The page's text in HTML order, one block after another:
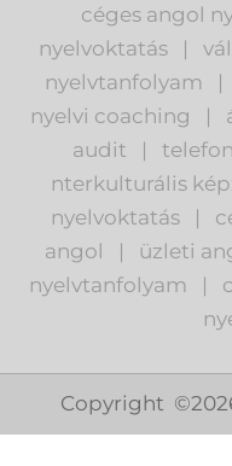
céges angol
nyelvoktatás
|
nyelvtanfolyam
|
nyelvi coaching
|
audit
|
nterkulturális
nyelvoktatás
|
angol
| üzleti
nyelvtanfolyam
| c
Copyright ©